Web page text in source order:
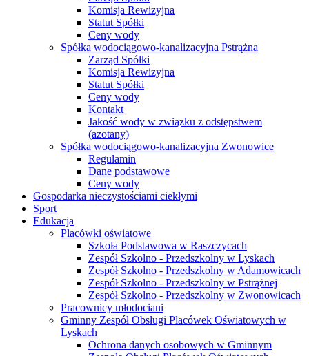
Komisja Rewizyjna
Statut Spółki
Ceny wody
Spółka wodociągowo-kanalizacyjna Pstrążna
Zarząd Spółki
Komisja Rewizyjna
Statut Spółki
Ceny wody
Kontakt
Jakość wody w związku z odstępstwem
(azotany)
Spółka wodociągowo-kanalizacyjna Zwonowice
Regulamin
Dane podstawowe
Ceny wody
Gospodarka nieczystościami ciekłymi
Sport
Edukacja
Placówki oświatowe
Szkoła Podstawowa w Raszczycach
Zespół Szkolno - Przedszkolny w Lyskach
Zespół Szkolno - Przedszkolny w Adamowicach
Zespół Szkolno - Przedszkolny w Pstrążnej
Zespół Szkolno - Przedszkolny w Zwonowicach
Pracownicy młodociani
Gminny Zespół Obsługi Placówek Oświatowych w
Lyskach
Ochrona danych osobowych w Gminnym